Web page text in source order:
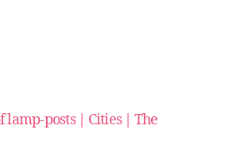
lamp-posts | Cities | The